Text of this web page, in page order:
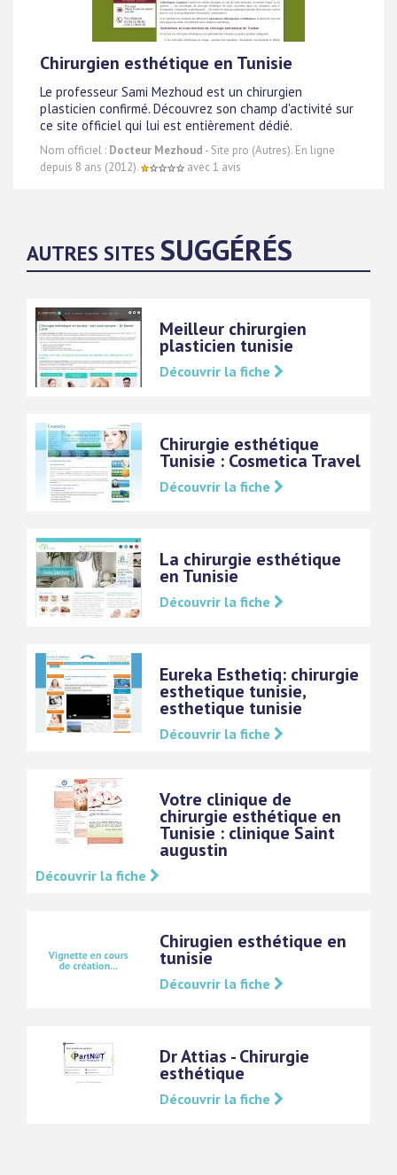
Chirurgien esthétique en Tunisie
Le professeur Sami Mezhoud est un chirurgien
plasticien confirmé. Découvrez son champ d'activité sur
ce site officiel qui lui est entièrement dédié.
Nom officiel : Docteur Mezhoud - Site pro (Autres). En ligne
depuis 8 ans (2012).
avec 1 avis
AUTRES SITES SUGGÉRÉS
Meilleur chirurgien
plasticien tunisie
Découvrir la fiche
Chirurgie esthétique
Tunisie : Cosmetica Travel
Découvrir la fiche
La chirurgie esthétique
en Tunisie
Découvrir la fiche
Eureka Esthetiq: chirurgie
esthetique tunisie,
esthetique tunisie
Découvrir la fiche
Votre clinique de
chirurgie esthétique en
Tunisie : clinique Saint
augustin
Découvrir la fiche
Chirugien esthétique en
tunisie
Découvrir la fiche
Dr Attias - Chirurgie
esthétique
Découvrir la fiche